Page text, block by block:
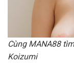
Cùng MANA88
Koizumi